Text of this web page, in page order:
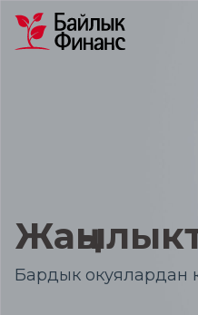
Бардык окуялардан